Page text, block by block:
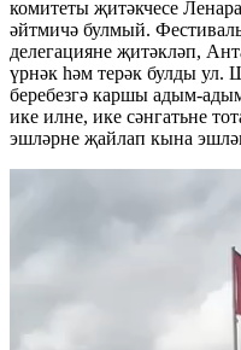
комитеты җитәкчесе
әйтмичә булмый.
делегацияне җитәкләп,
үрнәк һәм терәк булды ул.
беребезгә каршы адым-
ике илне, ике сәнгатьне
эшләрне җайлап кына